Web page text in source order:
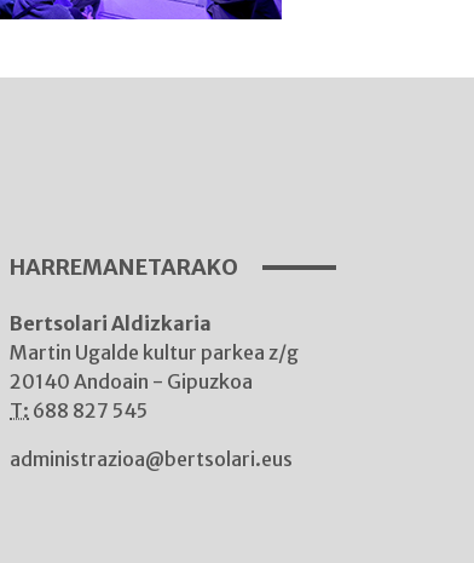
HARREMANETARAKO
Bertsolari Aldizkaria
Martin Ugalde kultur parkea z/g
20140 Andoain - Gipuzkoa
T: 688 827 545
administrazioa@bertsolari.eus